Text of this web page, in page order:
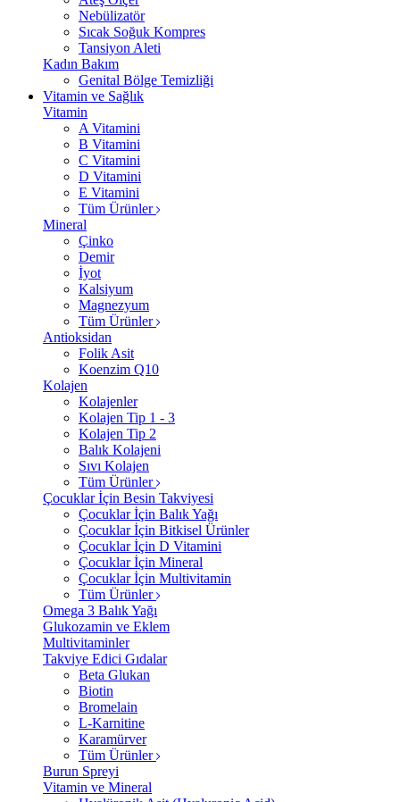
Nebülizatör
Sıcak Soğuk Kompres
Tansiyon Aleti
Kadın Bakım
Genital Bölge Temizliği
Vitamin ve Sağlık
Vitamin
A Vitamini
B Vitamini
C Vitamini
D Vitamini
E Vitamini
Tüm Ürünler
Mineral
Çinko
Demir
İyot
Kalsiyum
Magnezyum
Tüm Ürünler
Antioksidan
Folik Asit
Koenzim Q10
Kolajen
Kolajenler
Kolajen Tip 1 - 3
Kolajen Tip 2
Balık Kolajeni
Sıvı Kolajen
Tüm Ürünler
Çocuklar İçin Besin Takviyesi
Çocuklar İçin Balık Yağı
Çocuklar İçin Bitkisel Ürünler
Çocuklar İçin D Vitamini
Çocuklar İçin Mineral
Çocuklar İçin Multivitamin
Tüm Ürünler
Omega 3 Balık Yağı
Glukozamin ve Eklem
Multivitaminler
Takviye Edici Gıdalar
Beta Glukan
Biotin
Bromelain
L-Karnitine
Karamürver
Tüm Ürünler
Burun Spreyi
Vitamin ve Mineral